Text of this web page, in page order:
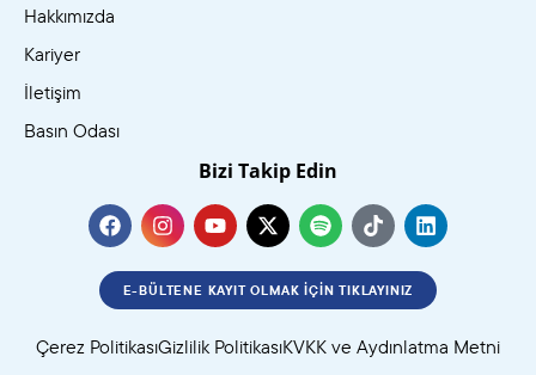
Hakkımızda
Kariyer
İletişim
Basın Odası
Bizi Takip Edin
E-BÜLTENE KAYIT OLMAK İÇIN TIKLAYINIZ
Çerez PolitikasıGizlilik PolitikasıKVKK ve Aydınlatma Metni